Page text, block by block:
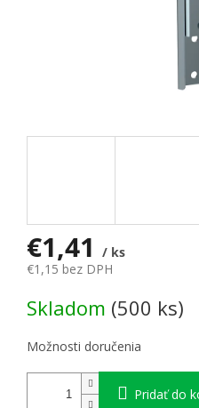
€1,41
/ ks
€1,15 bez DPH
Skladom (500 ks)
Možnosti doručenia
Pridať do